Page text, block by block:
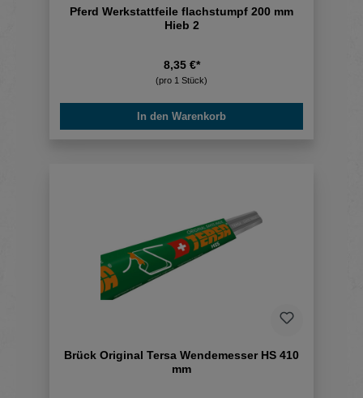
Pferd Werkstattfeile flachstumpf 200 mm
Hieb 2
8,35 €*
(pro 1 Stück)
In den Warenkorb
Brück Original Tersa Wendemesser HS 410
mm